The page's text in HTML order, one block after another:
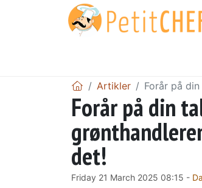
Artikler Forår på
Forår på din
det!
Friday 21 March 2025 08:15 -